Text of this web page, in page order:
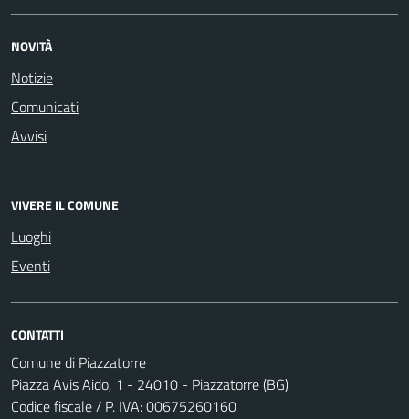
NOVITÀ
Notizie
Comunicati
Avvisi
VIVERE IL COMUNE
Luoghi
Eventi
CONTATTI
Comune di Piazzatorre
Piazza Avis Aido, 1 - 24010 - Piazzatorre (BG)
Codice fiscale / P. IVA: 00675260160